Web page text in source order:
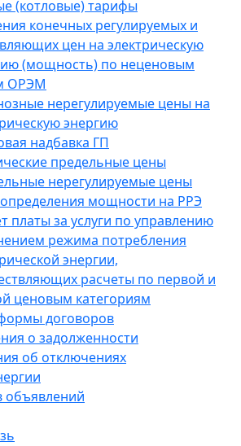
(котловые) тарифы
конечных регулируемых и
цен на электрическую
(мощность) по неценовым
ОРЭМ
нерегулируемые цены на
энергию
надбавка ГП
предельные цены
нерегулируемые цены
мощности на РРЭ
платы за услуги по управлению
режима потребления
энергии,
расчеты по первой и
ценовым категориям
договоров
о задолженности
об отключениях
объявлений